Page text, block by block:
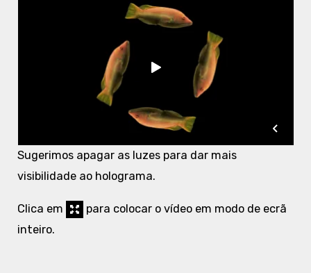
Sugerimos apagar as luzes para dar mais
visibilidade ao holograma.
Clica em
para colocar o vídeo em modo de ecrã
inteiro.